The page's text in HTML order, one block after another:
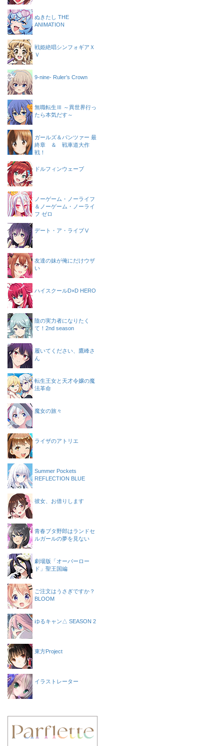
ぬきたし THE
ANIMATION
戦姫絶唱シンフォギアＸ
Ｖ
9-nine- Ruler’s Crown
無職転生Ⅲ ～異世界行っ
たら本気だす～
ガールズ＆パンツァー 最
終章 ＆ 戦車道大作
戦！
ドルフィンウェーブ
ノーゲーム・ノーライフ
＆ノーゲーム・ノーライ
フ ゼロ
デート・ア・ライブⅤ
友達の妹が俺にだけウザ
い
ハイスクールD×D HERO
陰の実力者になりたく
て！2nd season
履いてください、鷹峰さ
ん
転生王女と天才令嬢の魔
法革命
魔女の旅々
ライザのアトリエ
Summer Pockets
REFLECTION BLUE
彼女、お借りします
青春ブタ野郎はランドセ
ルガールの夢を見ない
劇場版「オーバーロー
ド」聖王国編
ご注文はうさぎですか？
BLOOM
ゆるキャン△ SEASON 2
東方Project
イラストレーター